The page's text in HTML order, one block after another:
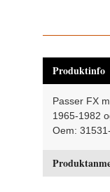
Produktinfo
Passer FX
1965-1982
Oem: